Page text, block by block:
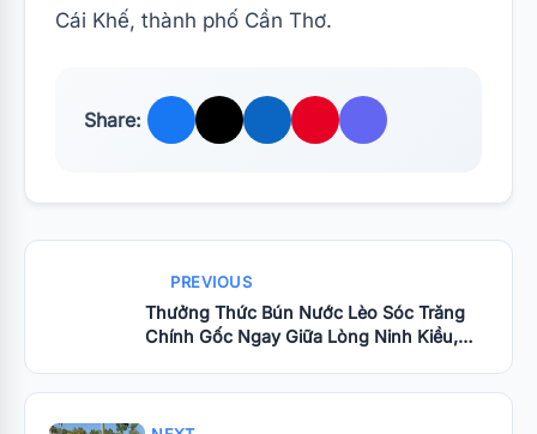
Cái Khế, thành phố Cần Thơ.
Share:
PREVIOUS
​Thưởng Thức Bún Nước Lèo Sóc Trăng
Chính Gốc Ngay Giữa Lòng Ninh Kiều,